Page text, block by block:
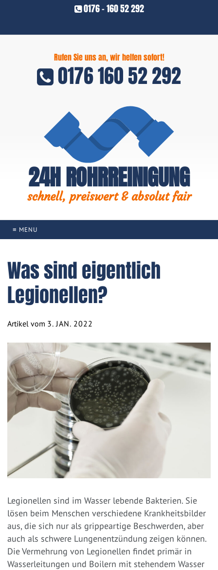
0176 - 160 52 292
Rufen Sie uns an, wir helfen sofort!
0176 160 52 292
24H ROHRREINIGUNG
schnell, preiswert & absolut fair
≡ MENU
Was sind eigentlich
Legionellen?
Artikel vom 3. JAN. 2022
Legionellen sind im Wasser lebende Bakterien. Sie
lösen beim Menschen verschiedene Krankheitsbilder
aus, die sich nur als grippeartige Beschwerden, aber
auch als schwere Lungenentzündung zeigen können.
Die Vermehrung von Legionellen findet primär in
Wasserleitungen und Boilern mit stehendem Wasser